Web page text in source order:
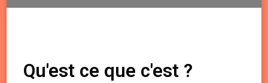
Qu'est ce que c'est ?